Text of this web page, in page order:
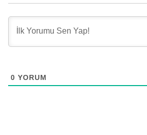
0 YORUM